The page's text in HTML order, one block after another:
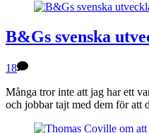
B&Gs svenska
18
Många tror inte att jag har ett
och jobbar tajt med dem för